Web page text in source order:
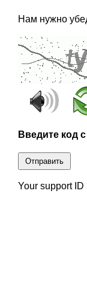
Нам нужно
Введите код
Отправить
Your support